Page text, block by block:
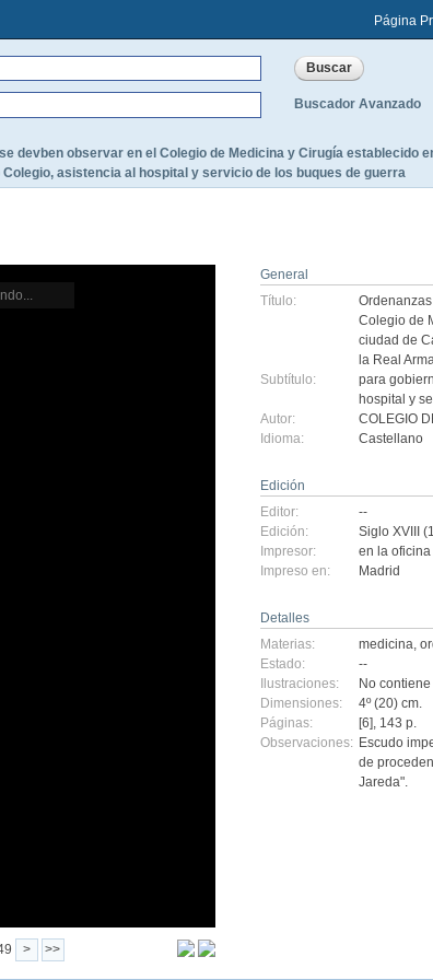
Página
Buscador Avanzado
devben observar en el Colegio de Medicina y Cirugía establecido
asistencia al hospital y servicio de los buques de guerra
> >>
General
Título:
Colegio de
ciudad de
la Real
Subtítulo:
para
hospital y
Autor:
COLEGIO
Idioma:
Castellano
Edición
Editor:
--
Edición:
Siglo XVIII
Impresor:
en la
Impreso en:
Madrid
Detalles
Materias:
medicina,
Estado:
--
Ilustraciones:
No
Dimensiones:
4º (20) cm.
Páginas:
[6], 143 p.
Observaciones: Escudo
de
Jareda".